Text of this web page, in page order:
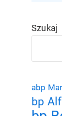
Szukaj
abp
bp